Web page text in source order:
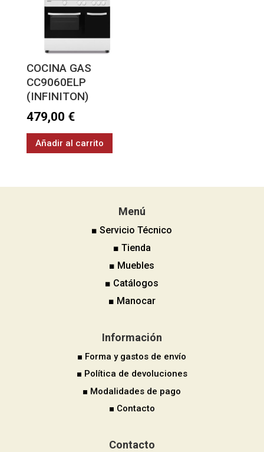
COCINA GAS
CC9060ELP
(INFINITON)
479,00 €
Añadir al carrito
Menú
■ Servicio Técnico
■ Tienda
■ Muebles
■ Catálogos
■ Manocar
Información
■ Forma y gastos de envío
■ Política de devoluciones
■ Modalidades de pago
■ Contacto
Contacto